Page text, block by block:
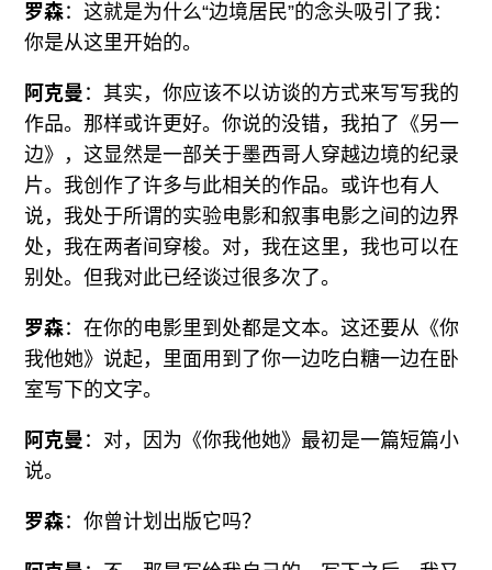
罗森：这就是为什么“边境居民”的念头吸引了我：
你是从这里开始的。
阿克曼 ：其实，你应该不以访谈的方式来写写我的
作品。那样或许更好。你说的没错，我拍了《另一
边》，这显然是一部关于墨西哥人穿越边境的纪录
片。我创作了许多与此相关的作品。或许也有人
说，我处于所谓的实验电影和叙事电影之间的边界
处，我在两者间穿梭。对，我在这里，我也可以在
别处。但我对此已经谈过很多次了。
罗森：在你的电影里到处都是文本。这还要从《你
我他她》说起，里面用到了你一边吃白糖一边在卧
室写下的文字。
阿克曼 ：对，因为《你我他她》最初是一篇短篇小
说。
罗森：你曾计划出版它吗？